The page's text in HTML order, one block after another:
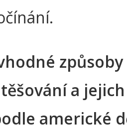
způsoby
a
americké